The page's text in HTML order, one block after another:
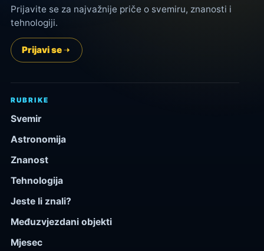
Prijavite se za najvažnije priče o svemiru, znanosti i
tehnologiji.
Prijavi se
RUBRIKE
Svemir
Astronomija
Znanost
Tehnologija
Jeste li znali?
Međuzvjezdani objekti
Mjesec